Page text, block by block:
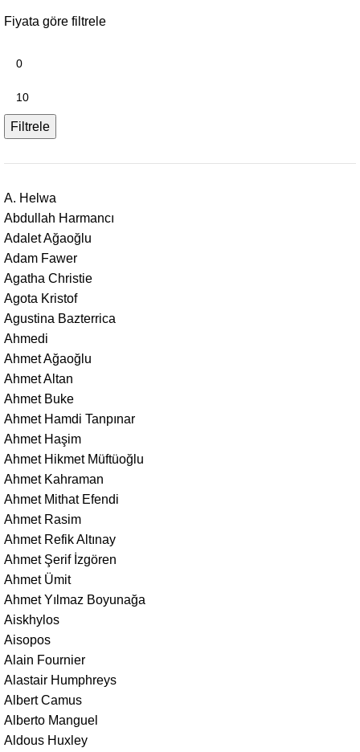
Fiyata göre filtrele
Filtrele
A. Helwa
Abdullah Harmancı
Adalet Ağaoğlu
Adam Fawer
Agatha Christie
Agota Kristof
Agustina Bazterrica
Ahmedi
Ahmet Ağaoğlu
Ahmet Altan
Ahmet Buke
Ahmet Hamdi Tanpınar
Ahmet Haşim
Ahmet Hikmet Müftüoğlu
Ahmet Kahraman
Ahmet Mithat Efendi
Ahmet Rasim
Ahmet Refik Altınay
Ahmet Şerif İzgören
Ahmet Ümit
Ahmet Yılmaz Boyunağa
Aiskhylos
Aisopos
Alain Fournier
Alastair Humphreys
Albert Camus
Alberto Manguel
Aldous Huxley